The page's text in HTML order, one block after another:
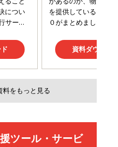
キングをもっと見る
キングをもっと見る
キングをもっと見る